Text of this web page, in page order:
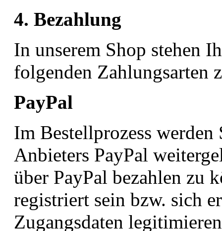
4. Bezahlung
In unserem Shop stehen
folgenden Zahlungsarten
PayPal
Im Bestellprozess
Anbieters PayPal
über PayPal bezahlen zu
registriert sein bzw. sich
Zugangsdaten